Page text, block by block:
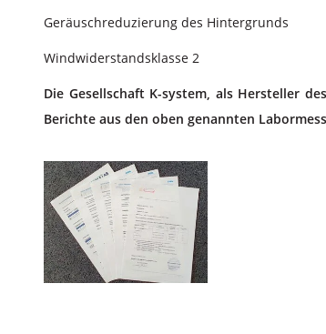
Geräuschreduzierung des Hintergrunds
Windwiderstandsklasse 2
Die Gesellschaft K-system, als Hersteller
Berichte aus den oben genannten